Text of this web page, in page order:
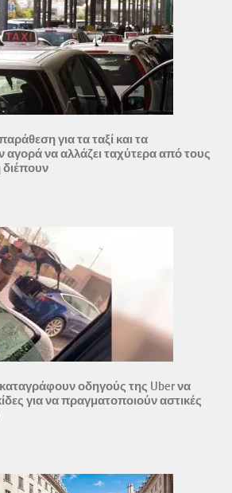
για τα ταξί και τα
αγορά να αλλάζει ταχύτερα από τους
καταγράφουν οδηγούς της Uber να
για να πραγματοποιούν αστικές